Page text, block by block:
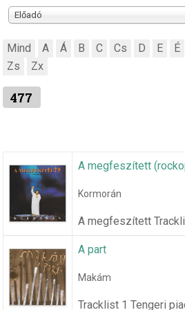
Előadó
Mind A Á B C Cs D E
É
Zs
Zx
477
A megfeszített
Kormorán
A megfeszített
A part
Makám
Tracklist 1 Tengeri